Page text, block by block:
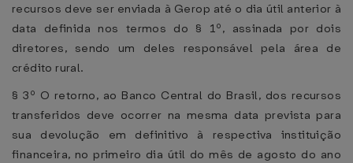
recursos deve ser enviada à Gerop até o dia útil anterior à
data definida nos termos do § 1º, assinada por dois
diretores, sendo um deles responsável pela área de
crédito rural.
§ 3º O retorno, ao Banco Central do Brasil, dos recursos
transferidos deve ocorrer na mesma data prevista para
sua devolução em definitivo à respectiva instituição
financeira, no primeiro dia útil do mês de agosto do ano